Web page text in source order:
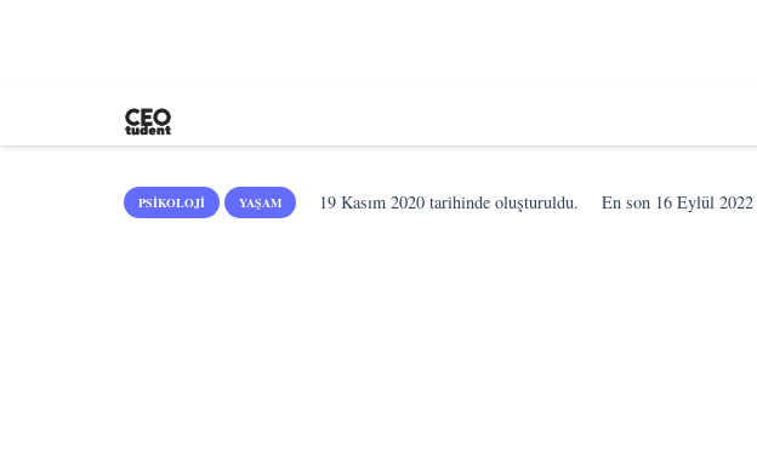
PSIKOLOJI YAŞAM 19 Kasım 2020 tarihinde oluşturuldu. En son 16 Eylül 2022